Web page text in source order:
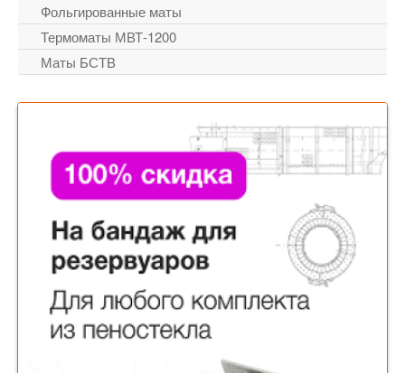
Фольгированные маты
Термоматы МВТ-1200
Маты БСТВ